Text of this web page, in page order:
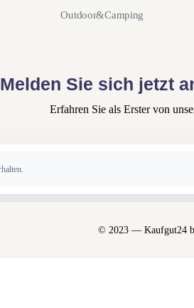
Outdoor&Camping
Melden Sie sich jetzt
Erfahren Sie als Erster von
© 2023 — Kaufgut24